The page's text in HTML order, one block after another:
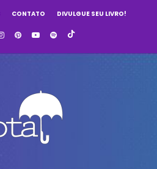
CONTATO DIVULGUE SEU LIVRO!